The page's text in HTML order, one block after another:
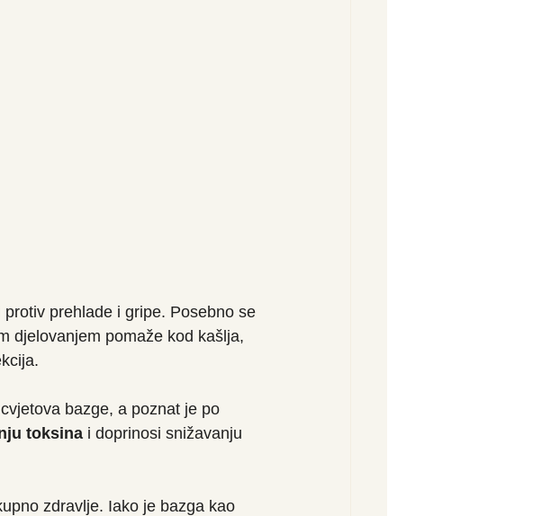
prehlade i gripe. Posebno se
djelovanjem pomaže kod kašlja,
bazge, a poznat je po
toksina i doprinosi snižavanju
zdravlje. Iako je bazga kao